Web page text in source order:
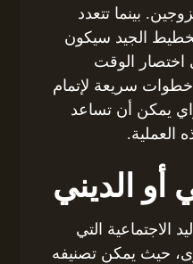
بينما تتعدد
الجيد سيكون
الوقت
خطوات سريعة لإتمام
يمكن أن تساعد
العملية.
أو الديني
الاجتماعية التي
حيث يمكن تصنيفه